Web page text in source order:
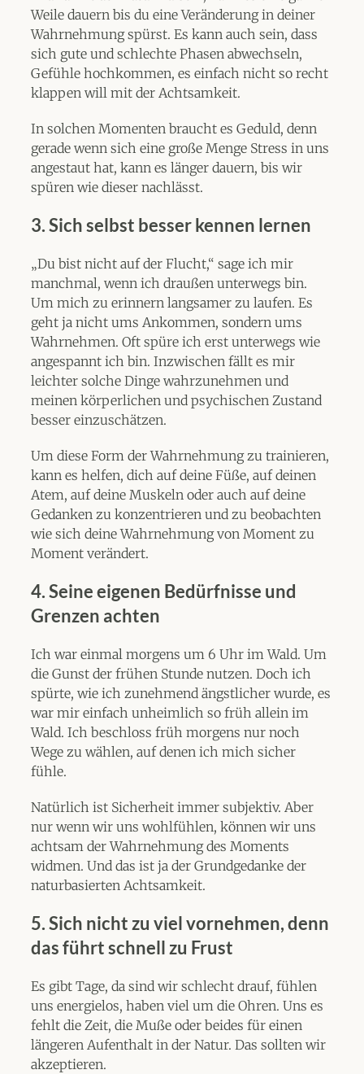
Weile dauern bis du eine Veränderung in deiner
Wahrnehmung spürst. Es kann auch sein, dass
sich gute und schlechte Phasen abwechseln,
Gefühle hochkommen, es einfach nicht so recht
klappen will mit der Achtsamkeit.
In solchen Momenten braucht es Geduld, denn
gerade wenn sich eine große Menge Stress in uns
angestaut hat, kann es länger dauern, bis wir
spüren wie dieser nachlässt.
3.Sich selbst besser kennen lernen
„Du bist nicht auf der Flucht,“ sage ich mir
manchmal, wenn ich draußen unterwegs bin.
Um mich zu erinnern langsamer zu laufen. Es
geht ja nicht ums Ankommen, sondern ums
Wahrnehmen. Oft spüre ich erst unterwegs wie
angespannt ich bin. Inzwischen fällt es mir
leichter solche Dinge wahrzunehmen und
meinen körperlichen und psychischen Zustand
besser einzuschätzen.
Um diese Form der Wahrnehmung zu trainieren,
kann es helfen, dich auf deine Füße, auf deinen
Atem, auf deine Muskeln oder auch auf deine
Gedanken zu konzentrieren und zu beobachten
wie sich deine Wahrnehmung von Moment zu
Moment verändert.
4.Seine eigenen Bedürfnisse und
Grenzen achten
Ich war einmal morgens um 6 Uhr im Wald. Um
die Gunst der frühen Stunde nutzen. Doch ich
spürte, wie ich zunehmend ängstlicher wurde, es
war mir einfach unheimlich so früh allein im
Wald. Ich beschloss früh morgens nur noch
Wege zu wählen, auf denen ich mich sicher
fühle.
Natürlich ist Sicherheit immer subjektiv. Aber
nur wenn wir uns wohlfühlen, können wir uns
achtsam der Wahrnehmung des Moments
widmen. Und das ist ja der Grundgedanke der
naturbasierten Achtsamkeit.
5.Sich nicht zu viel vornehmen, denn
das führt schnell zu Frust
Es gibt Tage, da sind wir schlecht drauf, fühlen
uns energielos, haben viel um die Ohren. Uns es
fehlt die Zeit, die Muße oder beides für einen
längeren Aufenthalt in der Natur. Das sollten wir
akzeptieren.